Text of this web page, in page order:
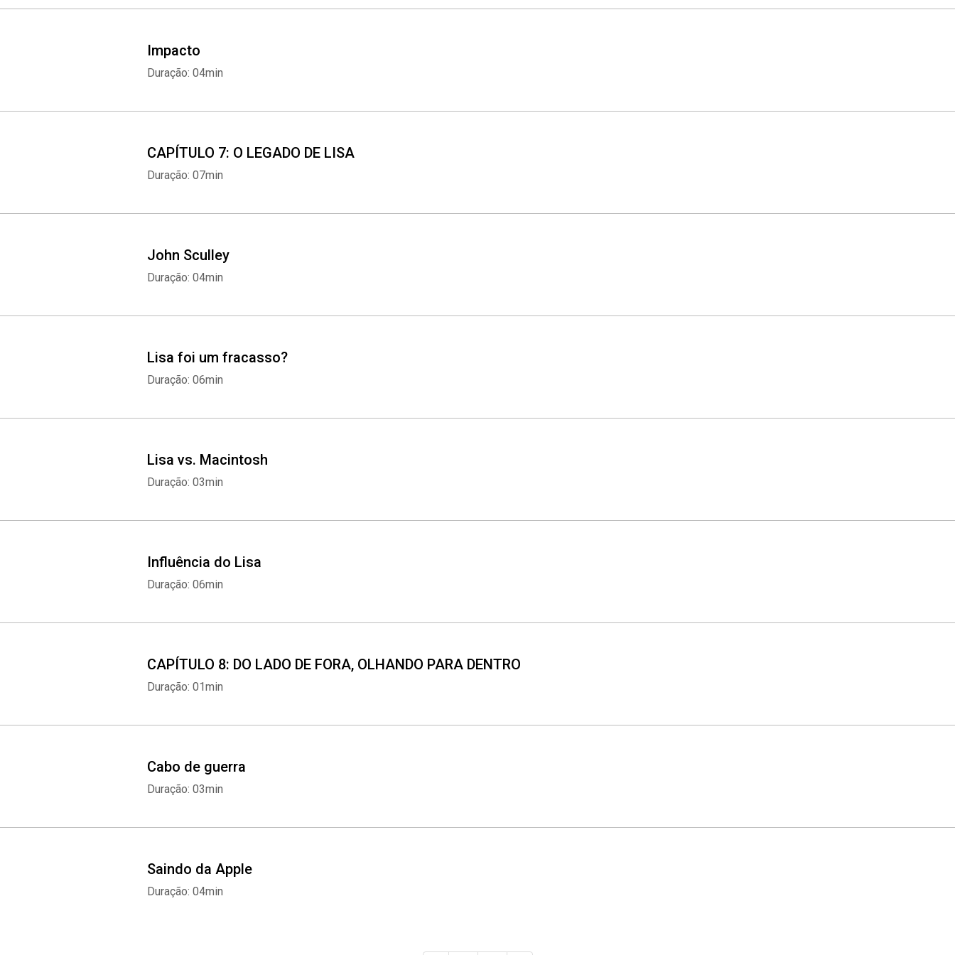
Impacto
Duração: 04min
CAPÍTULO 7: O LEGADO DE LISA
Duração: 07min
John Sculley
Duração: 04min
Lisa foi um fracasso?
Duração: 06min
Lisa vs. Macintosh
Duração: 03min
Influência do Lisa
Duração: 06min
CAPÍTULO 8: DO LADO DE FORA, OLHANDO PARA DENTRO
Duração: 01min
Cabo de guerra
Duração: 03min
Saindo da Apple
Duração: 04min